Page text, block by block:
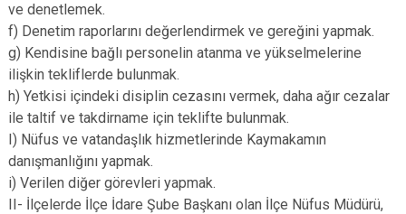
ve denetlemek.
f) Denetim raporlarını değerlendirmek ve gereğini yapmak.
g) Kendisine bağlı personelin atanma ve yükselmelerine
ilişkin tekliflerde bulunmak.
h) Yetkisi içindeki disiplin cezasını vermek, daha ağır cezalar
ile taltif ve takdirname için teklifte bulunmak.
I) Nüfus ve vatandaşlık hizmetlerinde Kaymakamın
danışmanlığını yapmak.
i) Verilen diğer görevleri yapmak.
II- İlçelerde İlçe İdare Şube Başkanı olan İlçe Nüfus Müdürü,